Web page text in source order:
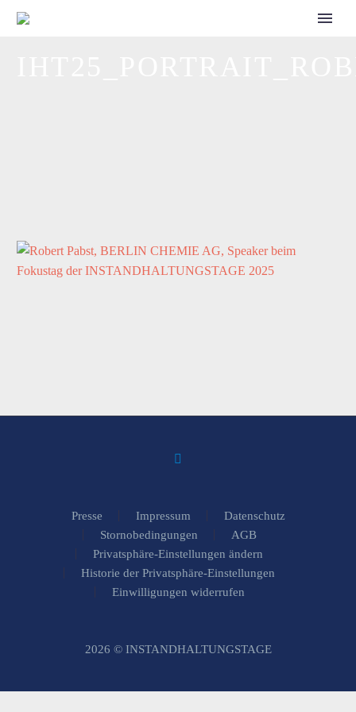
Presse Impressum
Datenschutz
Stornobedingungen
AGB
Privatsphäre-Einstellungen ändern
Historie der Privatsphäre-Einstellungen
Einwilligungen widerrufen
2026 © INSTANDHALTUNGSTAGE